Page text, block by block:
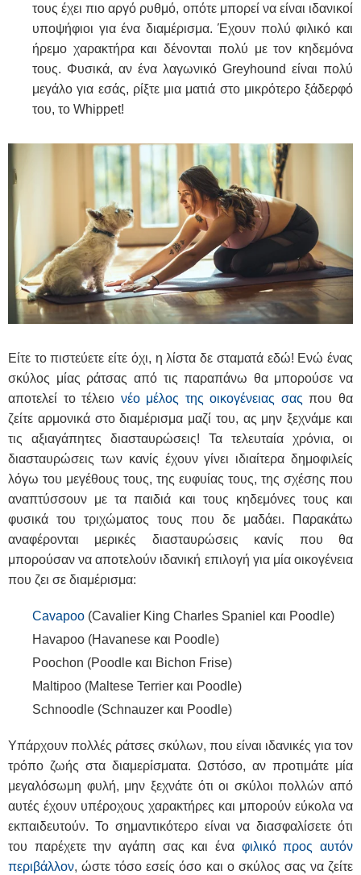
τους έχει πιο αργό ρυθμό, οπότε μπορεί να είναι ιδανικοί
υποψήφιοι για ένα διαμέρισμα. Έχουν πολύ φιλικό και
ήρεμο χαρακτήρα και δένονται πολύ με τον κηδεμόνα
τους. Φυσικά, αν ένα λαγωνικό Greyhound είναι πολύ
μεγάλο για εσάς, ρίξτε μια ματιά στο μικρότερο ξάδερφό
του, το Whippet!
Είτε το πιστεύετε είτε όχι, η λίστα δε σταματά εδώ! Ενώ ένας
σκύλος μίας ράτσας από τις παραπάνω θα μπορούσε να
αποτελεί το τέλειο νέο μέλος της οικογένειας σας που θα
ζείτε αρμονικά στο διαμέρισμα μαζί του, ας μην ξεχνάμε και
τις αξιαγάπητες διασταυρώσεις! Τα τελευταία χρόνια, οι
διασταυρώσεις των κανίς έχουν γίνει ιδιαίτερα δημοφιλείς
λόγω του μεγέθους τους, της ευφυίας τους, της σχέσης που
αναπτύσσουν με τα παιδιά και τους κηδεμόνες τους και
φυσικά του τριχώματος τους που δε μαδάει. Παρακάτω
αναφέρονται μερικές διασταυρώσεις κανίς που θα
μπορούσαν να αποτελούν ιδανική επιλογή για μία οικογένεια
που ζει σε διαμέρισμα:
Cavapoo (Cavalier King Charles Spaniel και Poodle)
Havapoo (Havanese και Poodle)
Poochon (Poodle και Bichon Frise)
Maltipoo (Maltese Terrier και Poodle)
Schnoodle (Schnauzer και Poodle)
Υπάρχουν πολλές ράτσες σκύλων, που είναι ιδανικές για τον
τρόπο ζωής στα διαμερίσματα. Ωστόσο, αν προτιμάτε μία
μεγαλόσωμη φυλή, μην ξεχνάτε ότι οι σκύλοι πολλών από
αυτές έχουν υπέροχους χαρακτήρες και μπορούν εύκολα να
εκπαιδευτούν. Το σημαντικότερο είναι να διασφαλίσετε ότι
του παρέχετε την αγάπη σας και ένα φιλικό προς αυτόν
περιβάλλον, ώστε τόσο εσείς όσο και ο σκύλος σας να ζείτε